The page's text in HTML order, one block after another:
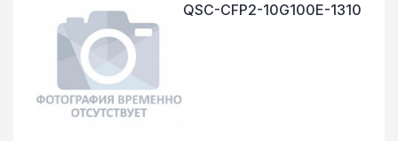
QSC-CFP2-10G100E-1310